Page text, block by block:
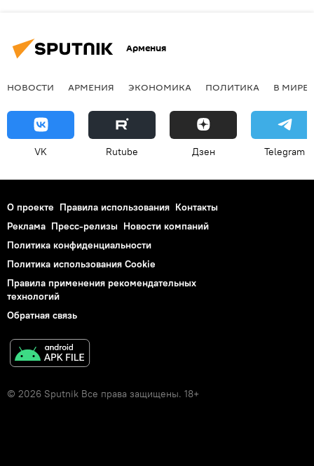
Армения
НОВОСТИ АРМЕНИЯ ЭКОНОМИКА ПОЛИТИКА В МИРЕ
VK Rutube Дзен Telegram
О проекте Правила использования Контакты
Реклама Пресс-релизы Новости компаний
Политика конфиденциальности
Политика использования Cookie
Правила применения рекомендательных
технологий
Обратная связь
© 2026 Sputnik Все права защищены. 18+